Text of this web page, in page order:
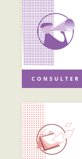
CONSULTER